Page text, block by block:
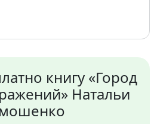
книгу «Город
Натальи